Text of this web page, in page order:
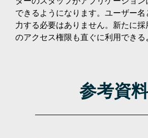
できるようになります。ユーザー
力する必要はありません。新たに
のアクセス権限も直ぐに利用できる
参考資料